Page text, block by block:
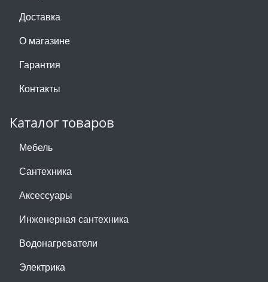
Доставка
О магазине
Гарантия
Контакты
Каталог товаров
Мебель
Сантехника
Аксессуары
Инженерная сантехника
Водонагреватели
Электрика